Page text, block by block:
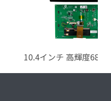
5.6インチ 720×1440...